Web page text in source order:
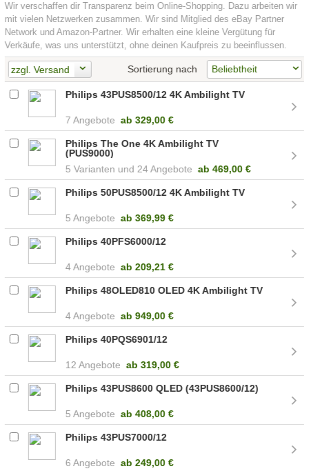
Wir verschaffen dir Transparenz beim Online-Shopping. Dazu arbeiten wir
mit vielen Netzwerken zusammen. Wir sind Mitglied des eBay Partner
Network und Amazon-Partner. Wir erhalten eine kleine Vergütung für
Verkäufe, was uns unterstützt, ohne deinen Kaufpreis zu beeinflussen.
zzgl. Versand Sortierung nach
Philips 43PUS8500/12 4K Ambilight TV
7 Angebote ab 329,00 €
Philips The One 4K Ambilight TV
(PUS9000)
5
24 Angebote ab469,00 €
Philips 50PUS8500/12 4K Ambilight TV
5 Angebote ab 369,99 €
Philips 40PFS6000/12
4 Angebote ab 209,21 €
Philips 48OLED810 OLED 4K Ambilight TV
4 Angebote ab 949,00 €
Philips 40PQS6901/12
12 Angebote ab 319,00 €
Philips 43PUS8600 QLED (43PUS8600/12)
5 Angebote ab408,00 €
Philips 43PUS7000/12
6 Angebote ab 249,00 €